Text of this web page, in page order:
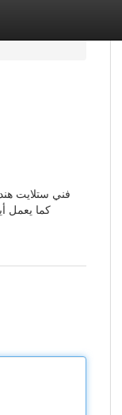
فني ستلايت
كما يعمل